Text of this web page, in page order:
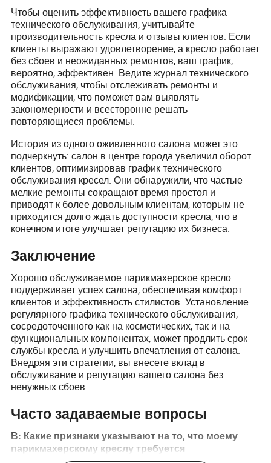
Чтобы оценить эффективность вашего графика
технического обслуживания, учитывайте
производительность кресла и отзывы клиентов. Если
клиенты выражают удовлетворение, а кресло работает
без сбоев и неожиданных ремонтов, ваш график,
вероятно, эффективен. Ведите журнал технического
обслуживания, чтобы отслеживать ремонты и
модификации, что поможет вам выявлять
закономерности и всесторонне решать
повторяющиеся проблемы.
История из одного оживленного салона может это
подчеркнуть: салон в центре города увеличил оборот
клиентов, оптимизировав график технического
обслуживания кресел. Они обнаружили, что частые
мелкие ремонты сокращают время простоя и
приводят к более довольным клиентам, которым не
приходится долго ждать доступности кресла, что в
конечном итоге улучшает репутацию их бизнеса.
Заключение
Хорошо обслуживаемое парикмахерское кресло
поддерживает успех салона, обеспечивая комфорт
клиентов и эффективность стилистов. Установление
регулярного графика технического обслуживания,
сосредоточенного как на косметических, так и на
функциональных компонентах, может продлить срок
службы кресла и улучшить впечатления от салона.
Внедряя эти стратегии, вы внесете вклад в
обслуживание и репутацию вашего салона без
ненужных сбоев.
Часто задаваемые вопросы
В: Какие признаки указывают на то, что моему
парикмахерскому креслу требуется